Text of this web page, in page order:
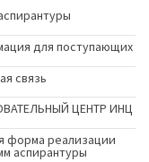
для поступающих
связь
ЦЕНТР ИНЦ
форма реализации
аспирантуры